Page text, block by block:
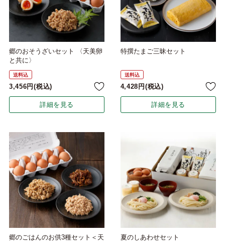
郷のおそうざいセット 〈天美卵
と共に〉
送料込
3,456 税込
詳細を見る
特撰たまご三昧セット
送料込
4,428 税込
詳細を見る
郷のごはんのお供3種セット＜天
夏のしあわせセット